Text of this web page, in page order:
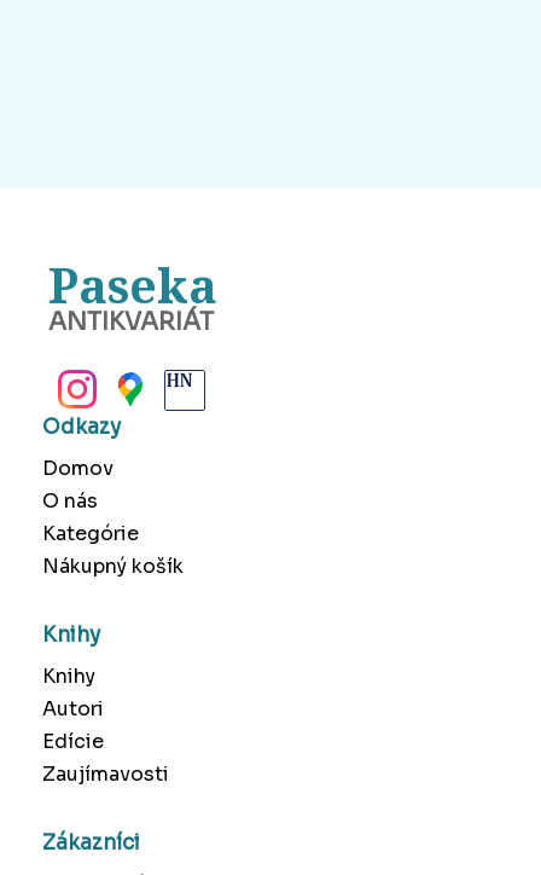
Paseka
ANTIKVARIÁT
Odkazy
Domov
O nás
Kategórie
Nákupný košík
Knihy
Knihy
Autori
Edície
Zaujímavosti
Zákazníci